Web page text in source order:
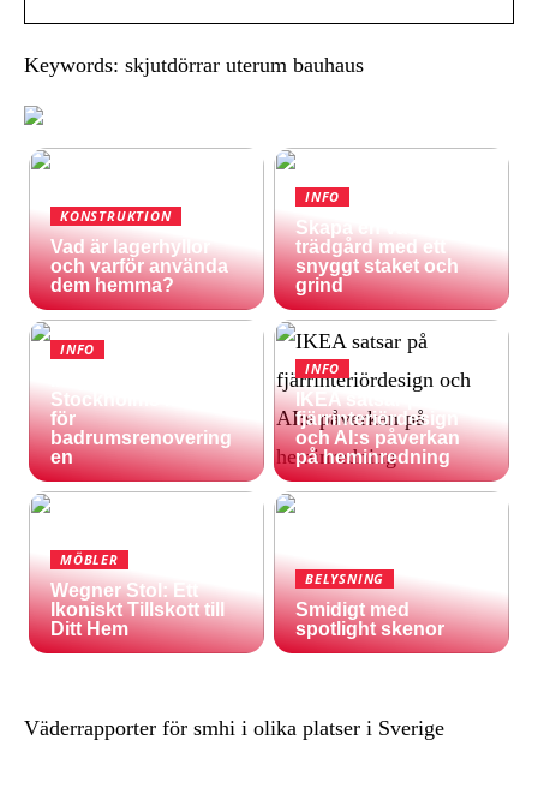
Keywords: skjutdörrar uterum bauhaus
KONSTRUKTION
Vad är lagerhyllor
och varför använda
dem hemma?
INFO
Skapa en vacker
trädgård med ett
snyggt staket och
grind
INFO
Stockholms natur
för
badrumsrenovering
en
INFO
IKEA satsar på
fjärrinteriördesign
och AI:s påverkan
på heminredning
MÖBLER
Wegner Stol: Ett
Ikoniskt Tillskott till
Ditt Hem
BELYSNING
Smidigt med
spotlight skenor
Väderrapporter för smhi i olika platser i Sverige